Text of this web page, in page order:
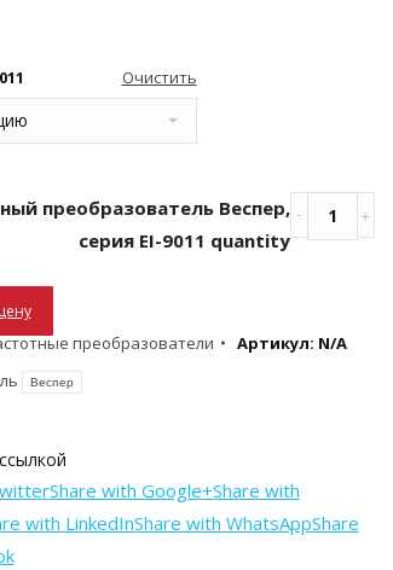
Очистить
преобразователь Веспер,
серия EI-9011 quantity
преобразователи Артикул: N/A
Веспер
Share with Google+Share with
with LinkedInShare with WhatsAppShare